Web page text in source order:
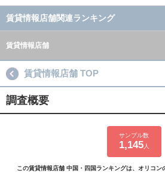
賃貸情報店舗関連ランキング
賃貸情報店舗
賃貸情報店舗 TOP
調査概要
サンプル数
1,145人
この賃貸情報店舗 中国・四国ランキングは、オリコン